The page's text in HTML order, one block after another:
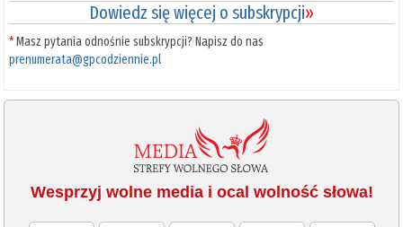
Dowiedz się więcej o subskrypcji»
*Masz pytania odnośnie subskrypcji? Napisz do nas
prenumerata@gpcodziennie.pl
Wesprzyj wolne media i ocal wolność słowa!